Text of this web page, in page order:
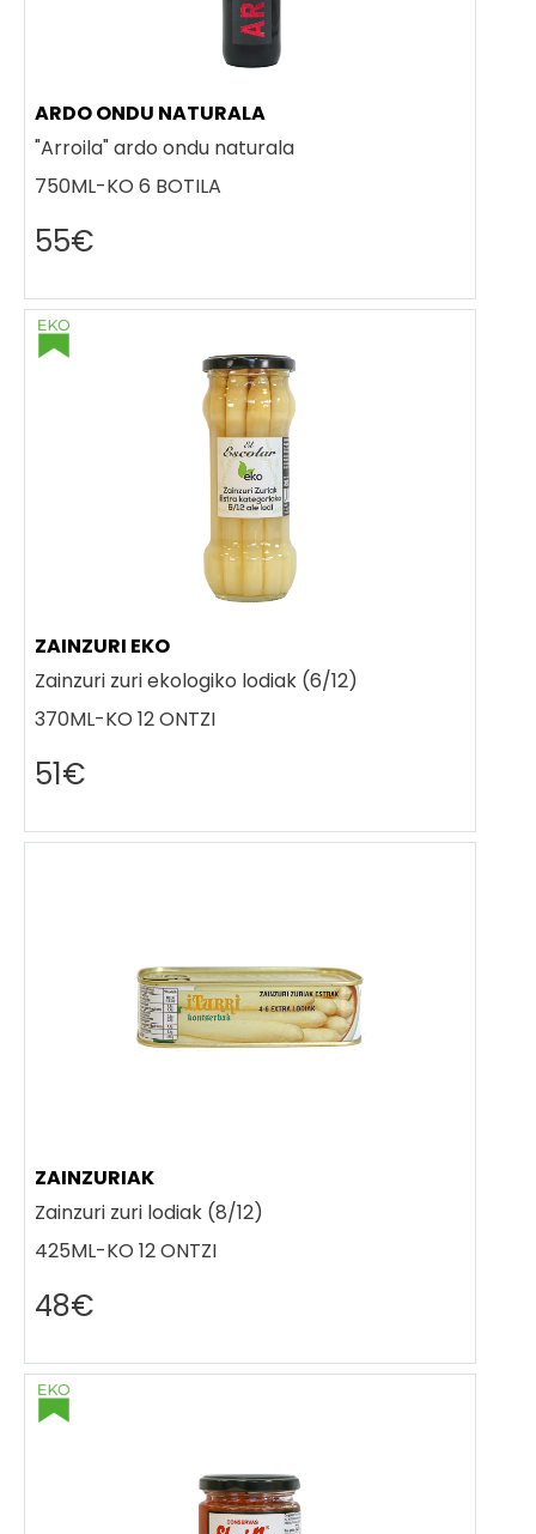
ARDO ONDU NATURALA
"Arroila" ardo ondu naturala
750ML-KO 6 BOTILA
55€
ZAINZURI EKO
Zainzuri zuri ekologiko lodiak (6/12)
370ML-KO 12 ONTZI
51€
ZAINZURIAK
Zainzuri zuri lodiak (8/12)
425ML-KO 12 ONTZI
48€